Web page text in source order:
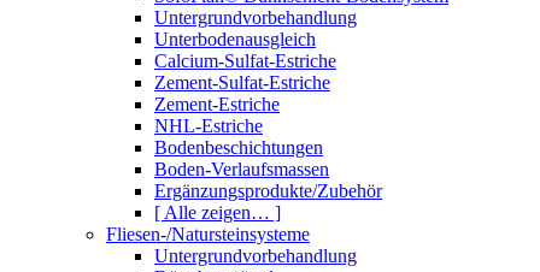
Untergrundvorbehandlung
Unterbodenausgleich
Calcium-Sulfat-Estriche
Zement-Sulfat-Estriche
Zement-Estriche
NHL-Estriche
Bodenbeschichtungen
Boden-Verlaufsmassen
Ergänzungsprodukte/Zubehör
[ Alle zeigen… ]
Fliesen-/Natursteinsysteme
Untergrundvorbehandlung